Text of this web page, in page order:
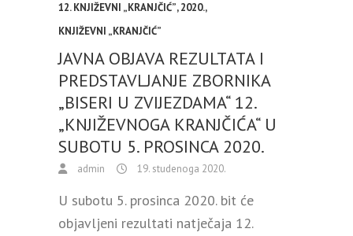
12. KNJIŽEVNI „KRANJČIĆ”,2020.,
KNJIŽEVNI „KRANJČIĆ”
JAVNA OBJAVA REZULTATA I
PREDSTAVLJANJE ZBORNIKA
„BISERI U ZVIJEZDAMA“ 12.
„KNJIŽEVNOGA KRANJČIĆA“ U
SUBOTU 5. PROSINCA 2020.
admin 19. studenoga 2020.
U subotu 5. prosinca 2020. bit će
objavljeni rezultati natječaja 12.